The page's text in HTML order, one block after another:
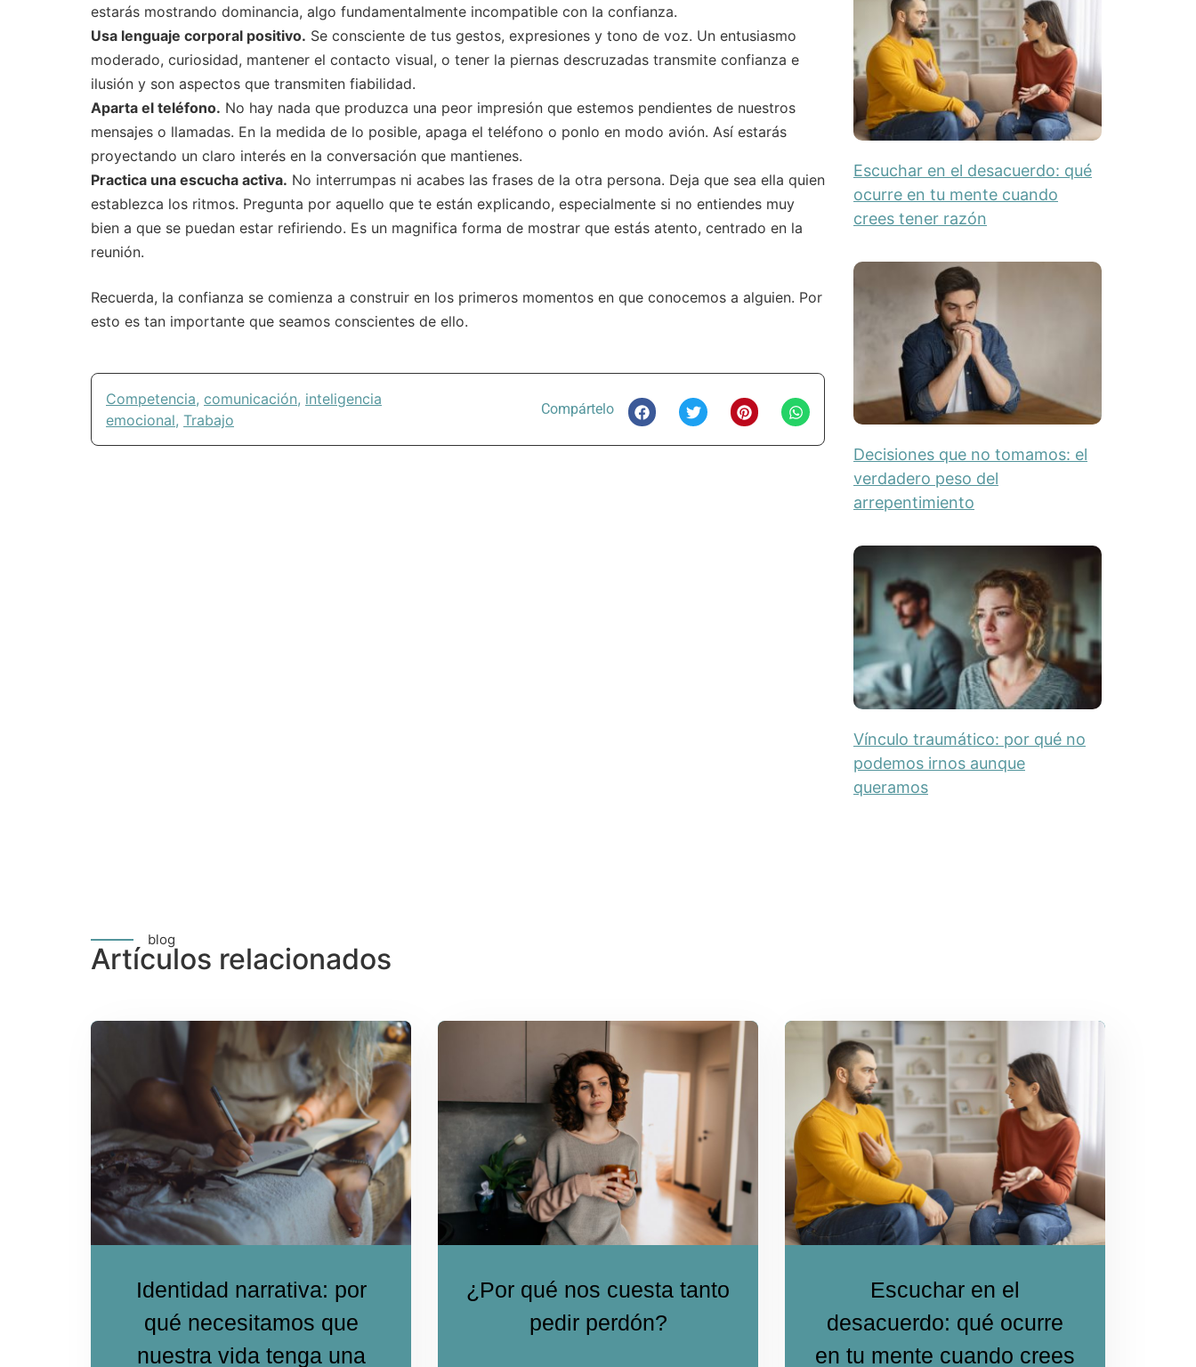
estarás mostrando dominancia, algo fundamentalmente incompatible con la confianza.
Usa lenguaje corporal positivo. Se consciente de tus gestos, expresiones y tono de voz. Un entusiasmo
moderado, curiosidad, mantener el contacto visual, o tener la piernas descruzadas transmite confianza e
ilusión y son aspectos que transmiten fiabilidad.
Aparta el teléfono. No hay nada que produzca una peor impresión que estemos pendientes de nuestros
mensajes o llamadas. En la medida de lo posible, apaga el teléfono o ponlo en modo avión. Así estarás
proyectando un claro interés en la conversación que mantienes.
Practica una escucha activa. No interrumpas ni acabes las frases de la otra persona. Deja que sea ella quien
establezca los ritmos. Pregunta por aquello que te están explicando, especialmente si no entiendes muy
bien a que se puedan estar refiriendo. Es un magnifica forma de mostrar que estás atento, centrado en la
reunión.
Recuerda, la confianza se comienza a construir en los primeros momentos en que conocemos a alguien. Por
esto es tan importante que seamos conscientes de ello.
Competencia, comunicación, inteligencia
emocional, Trabajo
Compártelo
Escuchar en el desacuerdo: qué
ocurre en tu mente cuando
crees tener razón
Decisiones que no tomamos: el
verdadero peso del
arrepentimiento
Vínculo traumático: por qué no
podemos irnos aunque
queramos
blog
Artículos relacionados
Identidad narrativa: por
qué necesitamos que
nuestra vida tenga una
¿Por qué nos cuesta tanto
pedir perdón?
Escuchar en el
desacuerdo: qué ocurre
en tu mente cuando crees